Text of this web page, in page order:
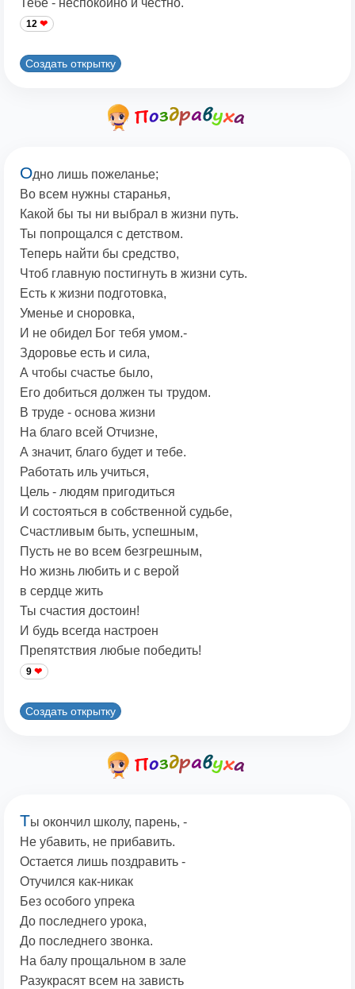
Тебе - неспокойно и честно.
12
Создать открытку
Одно лишь пожеланье;
Во всем нужны старанья,
Какой бы ты ни выбрал в жизни путь.
Ты попрощался с детством.
Теперь найти бы средство,
Чтоб главную постигнуть в жизни суть.
Есть к жизни подготовка,
Уменье и сноровка,
И не обидел Бог тебя умом.-
Здоровье есть и сила,
А чтобы счастье было,
Его добиться должен ты трудом.
В труде - основа жизни
На благо всей Отчизне,
А значит, благо будет и тебе.
Работать иль учиться,
Цель - людям пригодиться
И состояться в собственной судьбе,
Счастливым быть, успешным,
Пусть не во всем безгрешным,
Но жизнь любить и с верой
в сердце жить
Ты счастия достоин!
И будь всегда настроен
Препятствия любые победить!
9
Создать открытку
Ты окончил школу, парень, -
Не убавить, не прибавить.
Остается лишь поздравить -
Отучился как-никак
Без особого упрека
До последнего урока,
До последнего звонка.
На балу прощальном в зале
Разукрасят всем на зависть